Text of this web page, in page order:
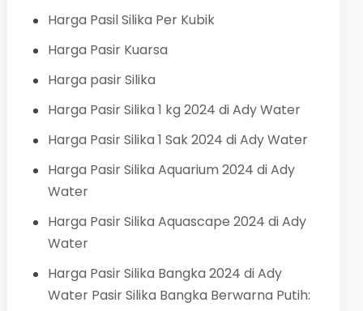
Harga Pasil Silika Per Kubik
Harga Pasir Kuarsa
Harga pasir Silika
Harga Pasir Silika 1 kg 2024 di Ady Water
Harga Pasir Silika 1 Sak 2024 di Ady Water
Harga Pasir Silika Aquarium 2024 di Ady
Water
Harga Pasir Silika Aquascape 2024 di Ady
Water
Harga Pasir Silika Bangka 2024 di Ady
Water Pasir Silika Bangka Berwarna Putih: